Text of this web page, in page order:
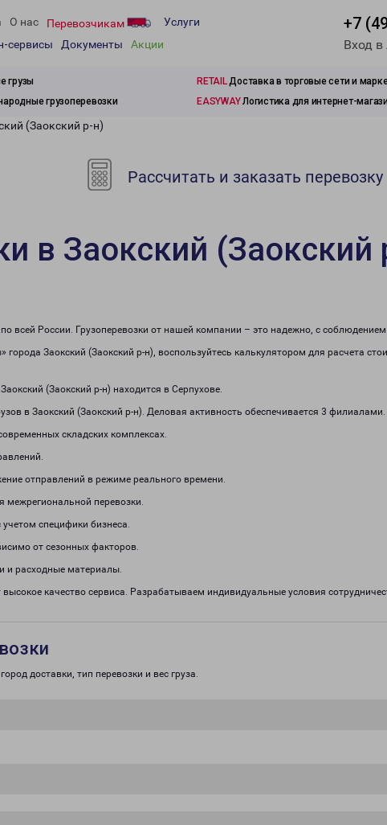
О нас Перевозчикам
Услуги
сервисы
Документы Акции
+7
Вход
грузы RETAILДоставка в торговые сети и
грузоперевозки EASYWAYЛогистика для интернет-
(Заокский р-н)
Рассчитать и заказать перевозку
в Заокский (Заокский
по всей России. Грузоперевозки от нашей компании – это надежно, с
города Заокский (Заокский р-н), воспользуйтесь калькулятором для расчета
(Заокский р-н) находится в Серпухове.
в Заокский (Заокский р-н). Деловая активность обеспечивается 3
складских комплексах.
отправлений в режиме реального времени.
перевозки.
специфики бизнеса.
от сезонных факторов.
и расходные материалы.
высокое качество сервиса. Разрабатываем индивидуальные условия
доставки, тип перевозки и вес груза.